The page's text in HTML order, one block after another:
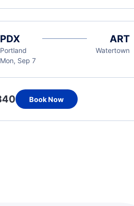
PDX
Portland
Mon, Sep 7
ART
Watertown
Book Now